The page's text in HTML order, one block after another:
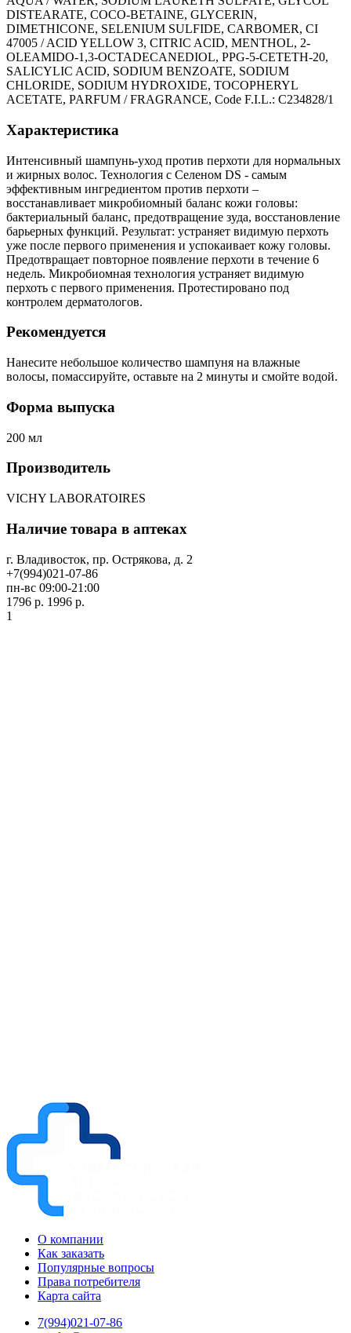
DISTEARATE, COCO-BETAINE, GLYCERIN,
DIMETHICONE, SELENIUM SULFIDE, CARBOMER, CI
47005 / ACID YELLOW 3, CITRIC ACID, MENTHOL, 2-
OLEAMIDO-1,3-OCTADECANEDIOL, PPG-5-CETETH-20,
SALICYLIC ACID, SODIUM BENZOATE, SODIUM
CHLORIDE, SODIUM HYDROXIDE, TOCOPHERYL
ACETATE, PARFUM / FRAGRANCE, Code F.I.L.: C234828/1
Характеристика
Интенсивный шампунь-уход против перхоти для нормальных
и жирных волос. Технология с Селеном DS - самым
эффективным ингредиентом против перхоти –
восстанавливает микробиомный баланс кожи головы:
бактериальный баланс, предотвращение зуда, восстановление
барьерных функций. Результат: устраняет видимую перхоть
уже после первого применения и успокаивает кожу головы.
Предотвращает повторное появление перхоти в течение 6
недель. Микробиомная технология устраняет видимую
перхоть с первого применения. Протестировано под
контролем дерматологов.
Рекомендуется
Нанесите небольшое количество шампуня на влажные
волосы, помассируйте, оставьте на 2 минуты и смойте водой.
Форма выпуска
200 мл
Производитель
VICHY LABORATOIRES
Наличие товара в аптеках
г. Владивосток, пр. Острякова, д. 2
+7(994)021-07-86
пн-вс 09:00-21:00
1796 р. 1996 р.
1
О компании
Как заказать
Популярные вопросы
Права потребителя
Карта сайта
7(994)021-07-86